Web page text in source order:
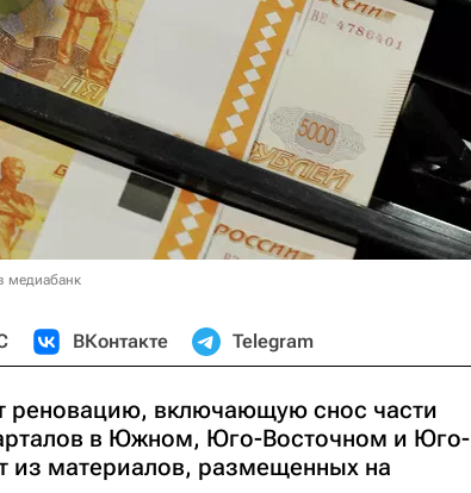
медиабанк
ВКонтакте Telegram
реновацию, включающую снос части
в Южном, Юго-Восточном и Юго-
из материалов, размещенных на